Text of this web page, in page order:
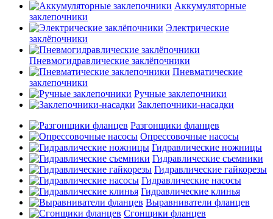
Аккумуляторные
заклепочники
Электрические
заклёпочники
Пневмогидравлические заклёпочники
Пневматические
заклепочники
Ручные заклепочники
Заклепочники-насадки
Разгонщики фланцев
Опрессовочные насосы
Гидравлические ножницы
Гидравлические съемники
Гидравлические гайкорезы
Гидравлические насосы
Гидравлические клинья
Выравниватели фланцев
Сгонщики фланцев